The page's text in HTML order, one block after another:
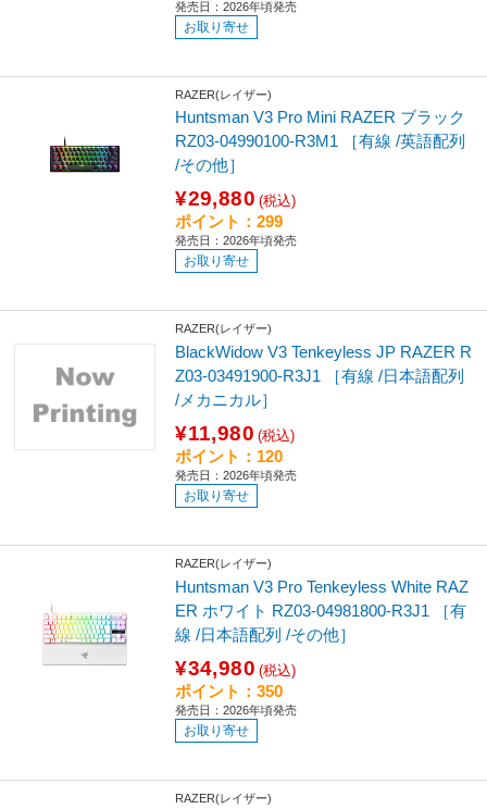
発売日：2026年頃発売
お取り寄せ
RAZER(レイザー)
Huntsman V3 Pro Mini RAZER ブラック
RZ03-04990100-R3M1 ［有線 /英語配列
/その他］
¥29,880 (税込)
ポイント：299
発売日：2026年頃発売
お取り寄せ
RAZER(レイザー)
BlackWidow V3 Tenkeyless JP RAZER R
Z03-03491900-R3J1 ［有線 /日本語配列
/メカニカル］
¥11,980 (税込)
ポイント：120
発売日：2026年頃発売
お取り寄せ
RAZER(レイザー)
Huntsman V3 Pro Tenkeyless White RAZ
ER ホワイト RZ03-04981800-R3J1 ［有
線 /日本語配列 /その他］
¥34,980 (税込)
ポイント：350
発売日：2026年頃発売
お取り寄せ
RAZER(レイザー)